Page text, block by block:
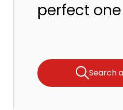
perfect
Search